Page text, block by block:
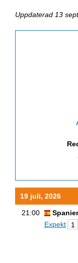
Uppdaterad 13
19 juli, 2026
21:00
Expekt
1